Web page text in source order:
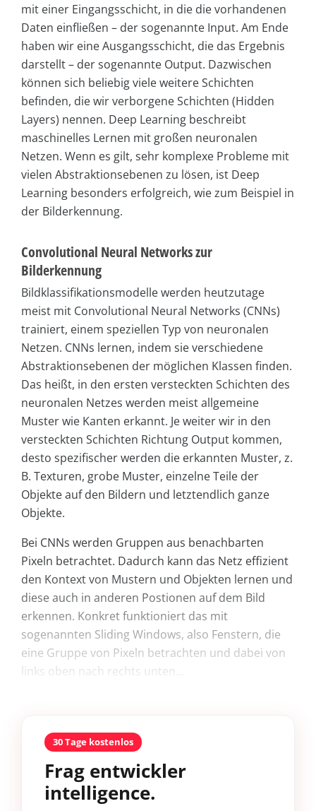
mit einer Eingangsschicht, in die die vorhandenen
Daten einfließen – der sogenannte Input. Am Ende
haben wir eine Ausgangsschicht, die das Ergebnis
darstellt – der sogenannte Output. Dazwischen
können sich beliebig viele weitere Schichten
befinden, die wir verborgene Schichten (Hidden
Layers) nennen. Deep Learning beschreibt
maschinelles Lernen mit großen neuronalen
Netzen. Wenn es gilt, sehr komplexe Probleme mit
vielen Abstraktionsebenen zu lösen, ist Deep
Learning besonders erfolgreich, wie zum Beispiel in
der Bilderkennung.
Convolutional Neural Networks zur
Bilderkennung
Bildklassifikationsmodelle werden heutzutage
meist mit Convolutional Neural Networks (CNNs)
trainiert, einem speziellen Typ von neuronalen
Netzen. CNNs lernen, indem sie verschiedene
Abstraktionsebenen der möglichen Klassen finden.
Das heißt, in den ersten versteckten Schichten des
neuronalen Netzes werden meist allgemeine
Muster wie Kanten erkannt. Je weiter wir in den
versteckten Schichten Richtung Output kommen,
desto spezifischer werden die erkannten Muster, z.
B. Texturen, grobe Muster, einzelne Teile der
Objekte auf den Bildern und letztendlich ganze
Objekte.
Bei CNNs werden Gruppen aus benachbarten
Pixeln betrachtet. Dadurch kann das Netz effizient
den Kontext von Mustern und Objekten lernen und
diese auch in anderen Postionen auf dem Bild
erkennen. Konkret funktioniert das mit
sogenannten Sliding Windows, also Fenstern, die
eine Gruppe von Pixeln betrachten und dabei von
links oben nach rechts unten...
30 Tage kostenlos
Frag entwickler
intelligence.